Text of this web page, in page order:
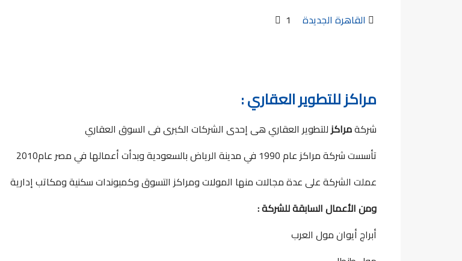
القاهرة الجديدة 1
مراكز للتطوير العقاري :
شركةمراكزللتطوير العقاري هى إحدى الشركات الكبرى فى السوق العقاري
تأسست شركة مراكز عام 1990 في مدينة الرياض بالسعودية وبدأت أعمالها في مصر عام2010
عملت الشركة على عدة مجالات منها المولات ومراكز التسوق وكمبوندات سكنية ومكاتب إدارية
ومن الأعمال السابقة للشركة :
أبراج أيوان مول العرب